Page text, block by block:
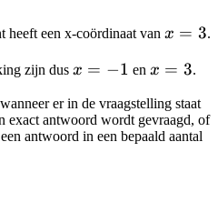
-1
heeft een x-coördinaat van x
3
x = 3.
zijn dus x
-1
x = −1 en x
3
x = 3.
er in de vraagstelling staat
exact antwoord wordt gevraagd, of
antwoord in een bepaald aantal